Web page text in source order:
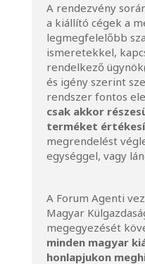
A rendezvény
a kiállító cégek a
legmegfelelőbb
ismeretekkel,
rendelkező
és igény szerint
rendszer fontos
csak akkor
terméket
megrendelést
egységgel, vagy
A Forum Agenti
Magyar
megegyezését
minden magyar
honlapjukon